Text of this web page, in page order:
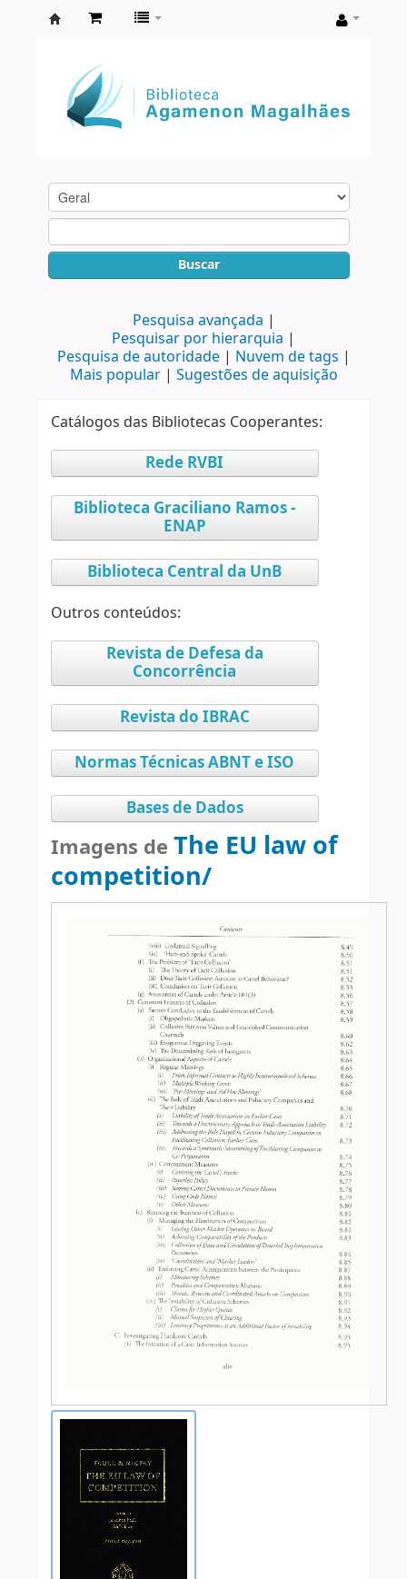
Agamenon
Magalhães
Buscar
Pesquisa avançada
Pesquisar por hierarquia
Pesquisa de autoridade
Nuvem de tags
Mais popular
Sugestões de aquisição
Catálogos das Bibliotecas Cooperantes:
Rede RVBI
Biblioteca Graciliano Ramos -
ENAP
Biblioteca Central da UnB
Outros conteúdos:
Revista de Defesa da
Concorrência
Revista do IBRAC
Normas Técnicas ABNT e ISO
Bases de Dados
Imagens de The EU law of
competition/